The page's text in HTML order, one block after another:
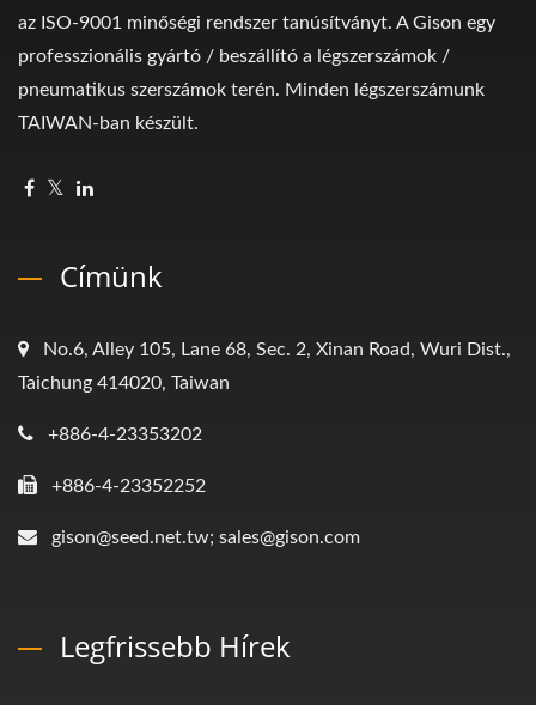
az ISO-9001 minőségi rendszer tanúsítványt. A Gison egy
professzionális gyártó / beszállító a légszerszámok /
pneumatikus szerszámok terén. Minden légszerszámunk
TAIWAN-ban készült.
Címünk
No.6, Alley 105, Lane 68, Sec. 2, Xinan Road, Wuri Dist.,
Taichung 414020, Taiwan
+886-4-23353202
+886-4-23352252
gison@seed.net.tw; sales@gison.com
Legfrissebb Hírek